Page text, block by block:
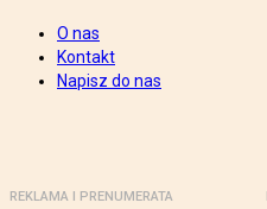
O nas
Kontakt
Napisz do nas
REKLAMA I PRENUMERATA